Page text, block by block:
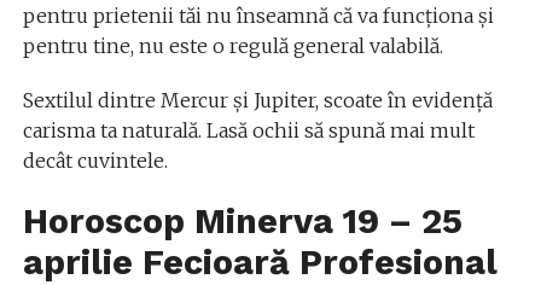
pentru prietenii tăi nu înseamnă că va funcționa și
pentru tine, nu este o regulă general valabilă.
Sextilul dintre Mercur și Jupiter, scoate în evidență
carisma ta naturală. Lasă ochii să spună mai mult
decât cuvintele.
Horoscop Minerva 19 – 25
aprilie Fecioară Profesional